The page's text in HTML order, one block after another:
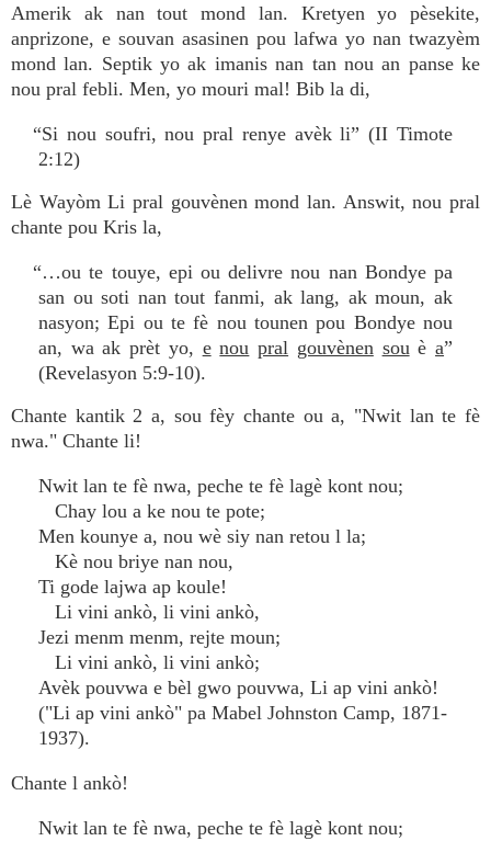
Amerik ak nan tout mond lan. Kretyen yo pèsekite,
anprizone, e souvan asasinen pou lafwa yo nan twazyèm
mond lan. Septik yo ak imanis nan tan nou an panse ke
nou pral febli. Men, yo mouri mal! Bib la di,
“Si nou soufri, nou pral renye avèk li” (II Timote
2:12)
Lè Wayòm Li pral gouvènen mond lan. Answit, nou pral
chante pou Kris la,
“…ou te touye, epi ou delivre nou nan Bondye pa
san ou soti nan tout fanmi, ak lang, ak moun, ak
nasyon; Epi ou te fè nou tounen pou Bondye nou
an, wa ak prèt yo, e nou pral gouvènen souèa”
(Revelasyon 5:9-10).
Chante kantik 2 a, sou fèy chante ou a, "Nwit lan te fè
nwa." Chante li!
Nwit lan te fè nwa, peche te fè lagè kont nou;
Chay lou a ke nou te pote;
Men kounye a, nou wè siy nan retou l la;
Kè nou briye nan nou,
Ti gode lajwa ap koule!
Li vini ankò, li vini ankò,
Jezi menm menm, rejte moun;
Li vini ankò, li vini ankò;
Avèk pouvwa e bèl gwo pouvwa, Li ap vini ankò!
("Li ap vini ankò" pa Mabel Johnston Camp, 1871-
1937).
Chante l ankò!
Nwit lan te fè nwa, peche te fè lagè kont nou;